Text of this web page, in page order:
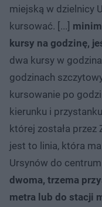
miejską w dzielnicy
kursować. [...]
kursy na godzinę,
dwa kursy w
godzinach
kursowanie po
kierunku i
której została przez
jest to linia, która
Ursynów do
dwoma, trzema
metra lub do stacji